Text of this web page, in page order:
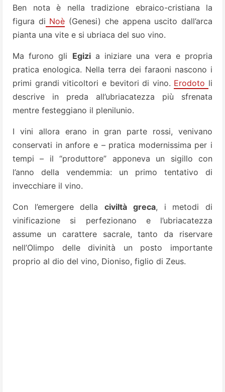
Ben nota è nella tradizione ebraico-cristiana la
figura di Noè (Genesi) che appena uscito dall’arca
pianta una vite e si ubriaca del suo vino.
Ma furono gli Egizia iniziare una vera e propria
pratica enologica. Nella terra dei faraoni nascono i
primi grandi viticoltori e bevitori di vino. Erodoto li
descrive in preda all’ubriacatezza più sfrenata
mentre festeggiano il plenilunio.
I vini allora erano in gran parte rossi, venivano
conservati in anfore e – pratica modernissima per i
tempi – il “produttore” apponeva un sigillo con
l’anno della vendemmia: un primo tentativo di
invecchiare il vino.
Con l’emergere dellaciviltà greca, i metodi di
vinificazione si perfezionano e l’ubriacatezza
assume un carattere sacrale, tanto da riservare
nell’Olimpo delle divinità un posto importante
proprio al dio del vino, Dioniso, figlio di Zeus.